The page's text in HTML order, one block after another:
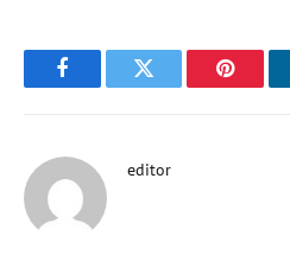
FacebookTwitter
editor